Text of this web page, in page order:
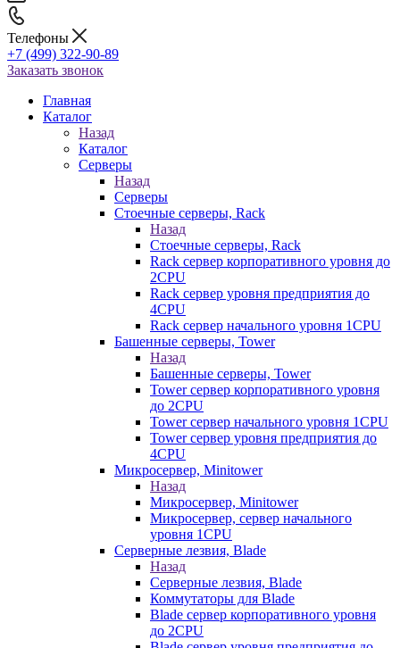
Телефоны
+7 (499) 322-90-89
Заказать звонок
Главная
Каталог
Назад
Каталог
Серверы
Назад
Серверы
Стоечные серверы, Rack
Назад
Стоечные серверы, Rack
Rack сервер корпоративного уровня до
2CPU
Rack сервер уровня предприятия до
4CPU
Rack сервер начального уровня 1CPU
Башенные серверы, Tower
Назад
Башенные серверы, Tower
Tower сервер корпоративного уровня
до 2CPU
Tower сервер начального уровня 1CPU
Tower сервер уровня предприятия до
4CPU
Микросервер, Minitower
Назад
Микросервер, Minitower
Микросервер, сервер начального
уровня 1CPU
Серверные лезвия, Blade
Назад
Серверные лезвия, Blade
Коммутаторы для Blade
Blade сервер корпоративного уровня
до 2CPU